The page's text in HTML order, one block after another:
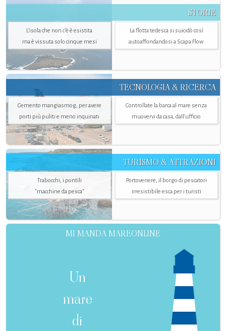
STORIE
L’isola che non c'è è esistita
ma è vissuta solo cinque mesi
La flotta tedesca si suicidò così
autoaffondandosi a Scapa Flow
TECNOLOGIA & RICERCA
Cemento mangiasmog, per avere
porti più puliti e meno inquinati
Controllate la barca al mare senza
muovervi da casa, dall’ufficio
TURISMO & ATTRAZIONI
Trabocchi, i pontili
"macchine da pesca"
Portovenere, il borgo di pescatori
irresistibile esca per i turisti
MI MANDA MAREONLINE
Un
mare
di